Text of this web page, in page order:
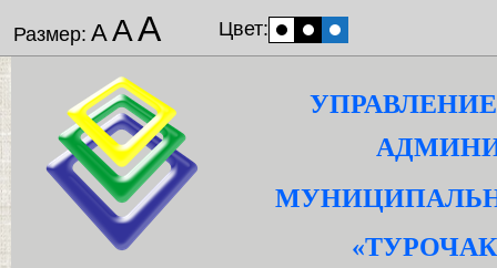
Размер: ААА Цвет: